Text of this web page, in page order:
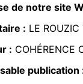
de notre site
: LE
: COHÉRENCE
publication